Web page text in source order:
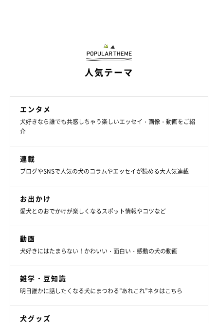
朝の散歩後はここでくつろぐのがルーティン
「甘えん坊なので、目が合うだけで仰向けになって『なでて♡』
アピールをしてくるんですよ」
飼い主さんも、りんくんのかまってアピールにはメロメロのよう
です。
上手にかくれんぼしてしまったりんくん。今日も飼い主さんにか
わいいアピールをしているかもしれませんね。
Twitter）
※この記事は投稿者さまに取材し、了承の上制作したものです。
2024年6月時点の情報であり、現在と異なる場合があります。
人気テーマ
エンタメ
犬好きなら誰でも共感しちゃう楽しいエッセイ・画像・動画をご紹
介
連載
ブログやSNSで人気の犬のコラムやエッセイが読める大人気連載
お出かけ
愛犬とのおでかけが楽しくなるスポット情報やコツなど
動画
犬好きにはたまらない！かわいい・面白い・感動の犬の動画
雑学・豆知識
明日誰かに話したくなる犬にまつわる”あれこれ”ネタはこちら
犬グッズ